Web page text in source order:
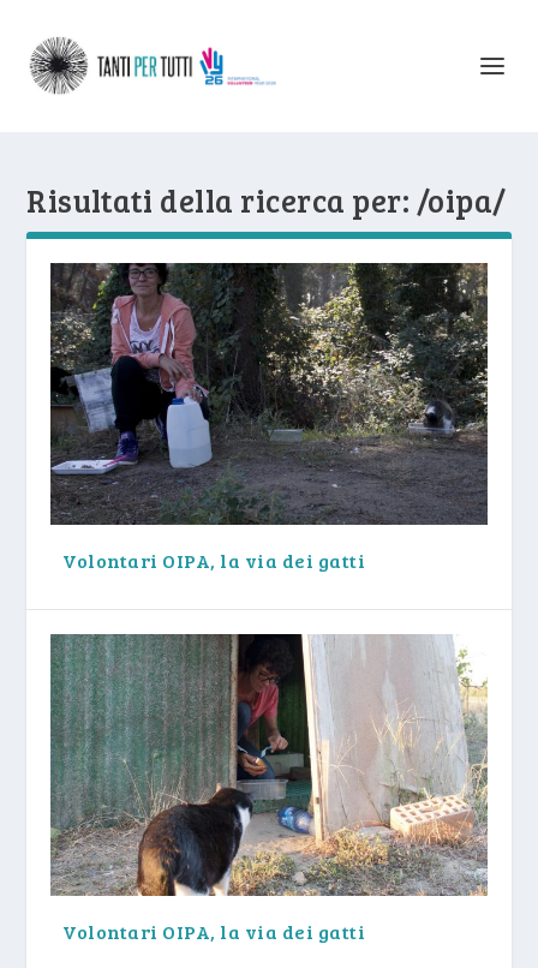
Risultati della ricerca per: /oipa/
Volontari OIPA, la via dei gatti
Volontari OIPA, la via dei gatti